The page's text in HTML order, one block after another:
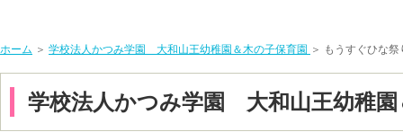
ホーム ＞ 学校法人かつみ学園 大和山王幼稚園＆木の子保育園 ＞ もうすぐひな祭
学校法人かつみ学園 大和山王幼稚園